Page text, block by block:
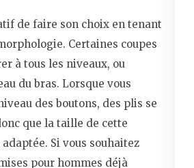
de faire son choix en tenant
Certaines coupes
à tous les niveaux, ou
du bras. Lorsque vous
des boutons, des plis se
que la taille de cette
adaptée. Si vous souhaitez
pour hommes déjà